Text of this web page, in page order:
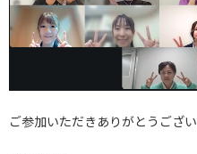
ご参加いただきありがとうござい